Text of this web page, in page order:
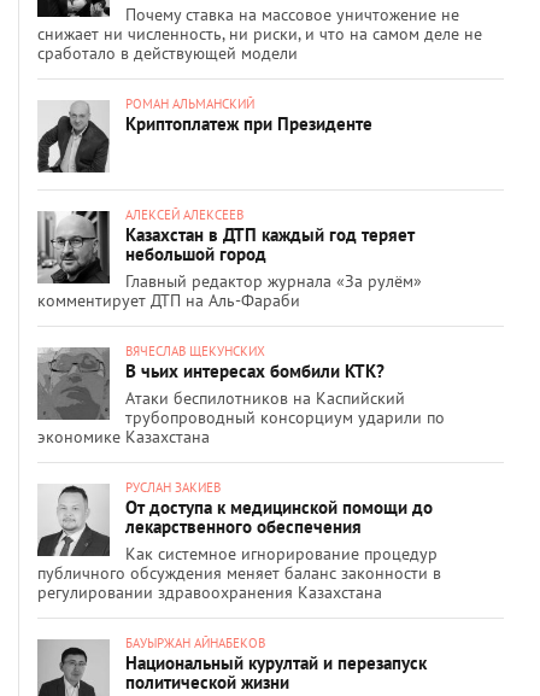
Почему ставка на массовое уничтожение не
снижает ни численность, ни риски, и что на самом деле не
сработало в действующей модели
РОМАН АЛЬМАНСКИЙ
Криптоплатеж при Президенте
АЛЕКСЕЙ АЛЕКСЕЕВ
Казахстан в ДТП каждый год теряет
небольшой город
Главный редактор журнала «За рулём»
комментирует ДТП на Аль-Фараби
ВЯЧЕСЛАВ ЩЕКУНСКИХ
В чьих интересах бомбили КТК?
Атаки беспилотников на Каспийский
трубопроводный консорциум ударили по
экономике Казахстана
РУСЛАН ЗАКИЕВ
От доступа к медицинской помощи до
лекарственного обеспечения
Как системное игнорирование процедур
публичного обсуждения меняет баланс законности в
регулировании здравоохранения Казахстана
БАУЫРЖАН АЙНАБЕКОВ
Национальный курултай и перезапуск
политической жизни